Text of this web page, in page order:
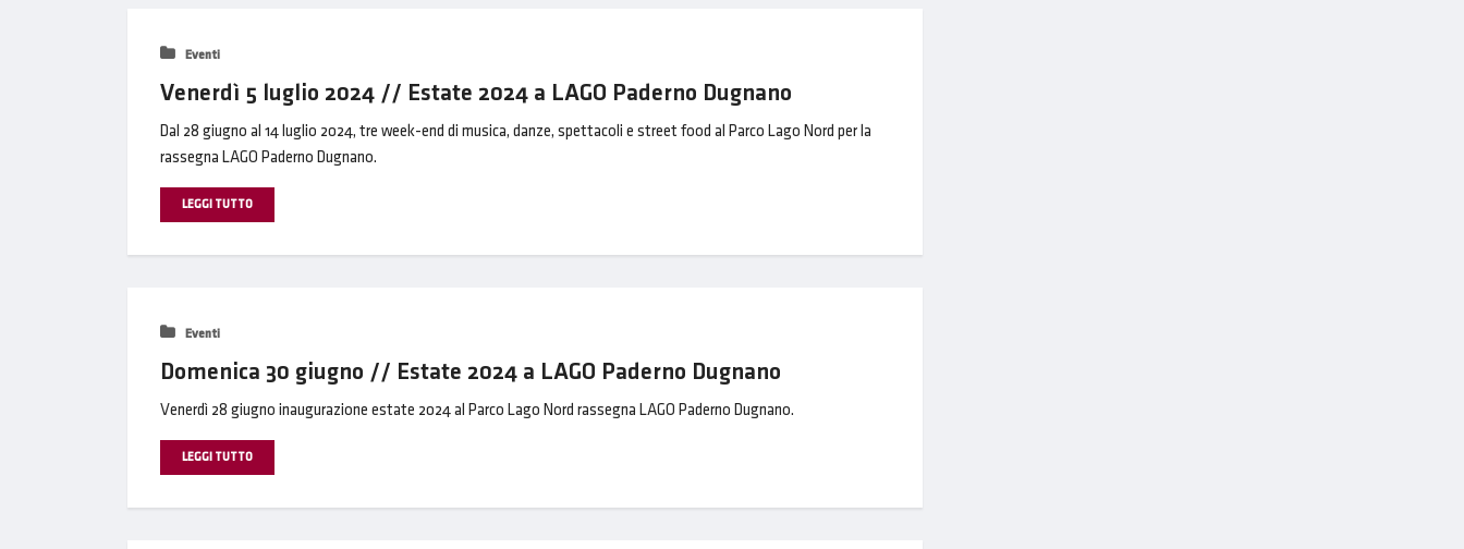
Eventi
Venerdì 5 luglio 2024 // Estate 2024 a LAGO Paderno Dugnano
Dal 28 giugno al 14 luglio 2024, tre week-end di musica, danze, spettacoli e street food al Parco Lago Nord per la
rassegna LAGO Paderno Dugnano.
LEGGI TUTTO
Eventi
Domenica 30 giugno // Estate 2024 a LAGO Paderno Dugnano
Venerdì 28 giugno inaugurazione estate 2024 al Parco Lago Nord rassegna LAGO Paderno Dugnano.
LEGGI TUTTO